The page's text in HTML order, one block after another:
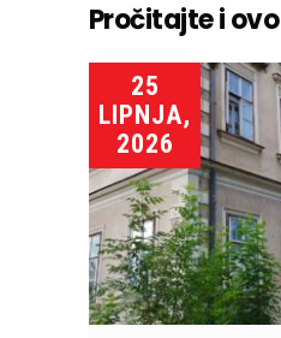
Pročitajte i ovo
25
LIPNJA,
2026